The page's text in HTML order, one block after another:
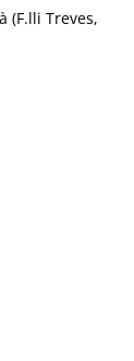
(F.lli Treves,